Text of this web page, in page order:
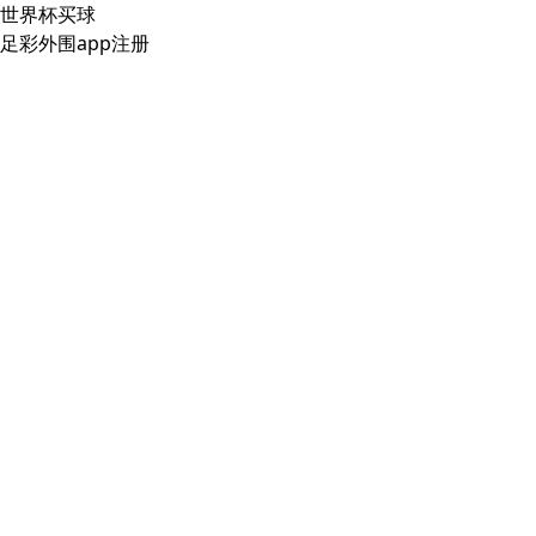
世界杯买球
足彩外围app注册